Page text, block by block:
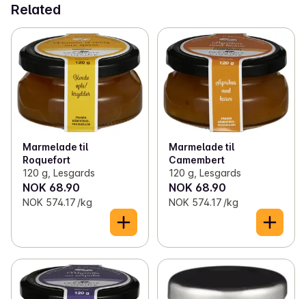
Related
Marmelade til
Roquefort
120 g, Lesgards
NOK 68.90
NOK 574.17 /kg
Marmelade til
Camembert
120 g, Lesgards
NOK 68.90
NOK 574.17 /kg